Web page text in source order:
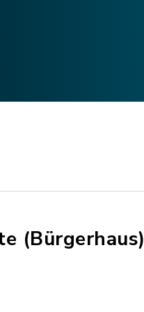
(Bürgerhaus)